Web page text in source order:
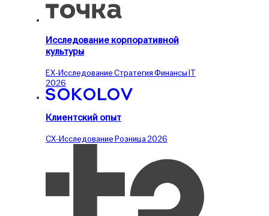
Исследование корпоративной
культуры
EX-ИсследованиеСтратегияФинансыIT
2026
Клиентский опыт
CX-ИсследованиеРозница2026